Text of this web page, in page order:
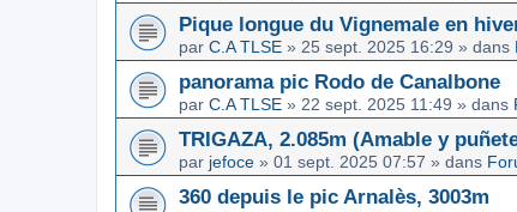
Pique longue du Vignemale en
par C.A TLSE » 25 sept. 2025 16:29 » dans
panorama pic Rodo de Canalbone
par C.A TLSE » 22 sept. 2025 11:49 » dans
TRIGAZA, 2.085m (Amable y
par jefoce » 01 sept. 2025 07:57 » dans
360 depuis le pic Arnalès, 3003m